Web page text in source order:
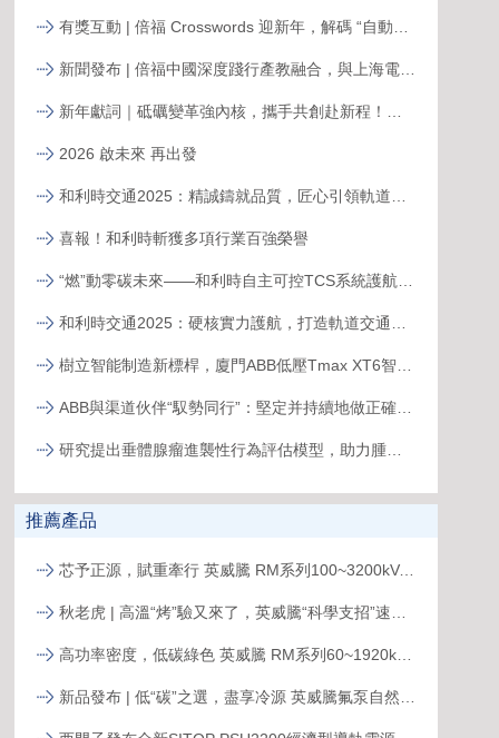
2026 啟未來 再出發
喜報！和利時斬獲多項行業百強榮譽
推薦產品
芯予正源，賦重牽行 英威騰 RM系列100~3200kVA模塊化UPS新品發布